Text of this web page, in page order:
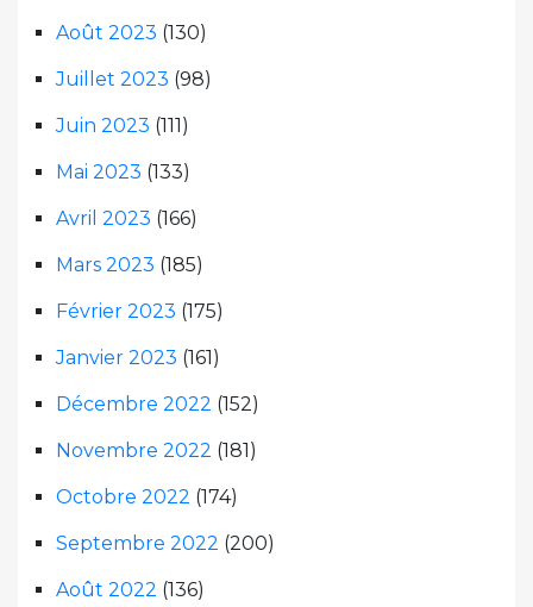
Août 2023 (130)
Juillet 2023 (98)
Juin 2023 (111)
Mai 2023 (133)
Avril 2023 (166)
Mars 2023 (185)
Février 2023 (175)
Janvier 2023 (161)
Décembre 2022 (152)
Novembre 2022 (181)
Octobre 2022 (174)
Septembre 2022 (200)
Août 2022 (136)